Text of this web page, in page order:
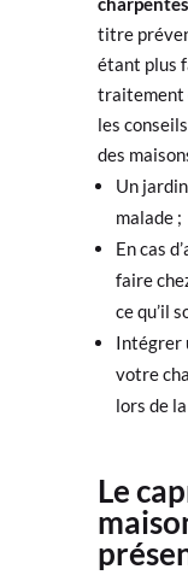
titre
étant plus
traitement
les
des
Un
malade ;
En cas
faire
ce qu’il
Intégrer
votre
lors de
Le